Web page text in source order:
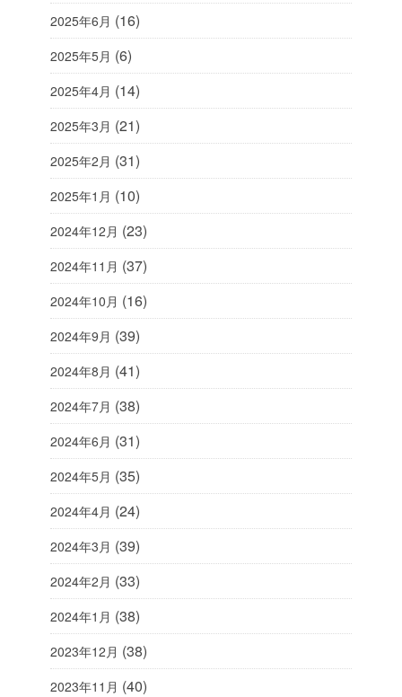
2025年6月 (16)
2025年5月 (6)
2025年4月 (14)
2025年3月 (21)
2025年2月 (31)
2025年1月 (10)
2024年12月 (23)
2024年11月 (37)
2024年10月 (16)
2024年9月 (39)
2024年8月 (41)
2024年7月 (38)
2024年6月 (31)
2024年5月 (35)
2024年4月 (24)
2024年3月 (39)
2024年2月 (33)
2024年1月 (38)
2023年12月 (38)
2023年11月 (40)